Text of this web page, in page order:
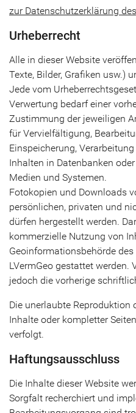
zur Datenschutzerklärung
Urheberrecht
Alle in dieser Website
Texte, Bilder, Grafiken usw.)
Jede vom
Verwertung bedarf einer
Zustimmung der jeweiligen
für Vervielfältigung,
Einspeicherung,
Inhalten in Datenbanken
Medien und Systemen.
Fotokopien und Downloads
persönlichen, privaten und
dürfen hergestellt werden.
kommerzielle Nutzung von
Geoinformationsbehörde
LVermGeo gestattet werden.
jedoch die vorherige
Die unerlaubte Reproduktion
Inhalte oder kompletter
verfolgt.
Haftungsausschluss
Die Inhalte dieser Website
Sorgfalt recherchiert und